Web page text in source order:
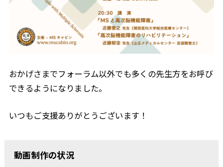
おかげさまでフォーラム以外でも多くの先生方をお呼び
できるようになりました。
いつもご支援ありがとうございます！
動画制作の状況